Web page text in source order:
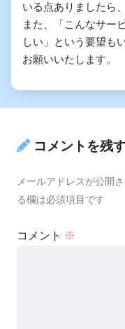
いる点ありましたら
また、「こんなサー
しい」という要望も
お願いいたします。
コメントを残
メールアドレスが公開
る欄は必須項目です
コメント ※